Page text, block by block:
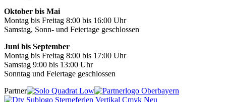
Oktober bis Mai
Montag bis Freitag 8:00 bis 16:00 Uhr
Samstag, Sonn- und Feiertage geschlossen
Juni bis September
Montag bis Freitag 8:00 bis 17:00 Uhr
Samstag 9:00 bis 13:00 Uhr
Sonntag und Feiertage geschlossen
Partner